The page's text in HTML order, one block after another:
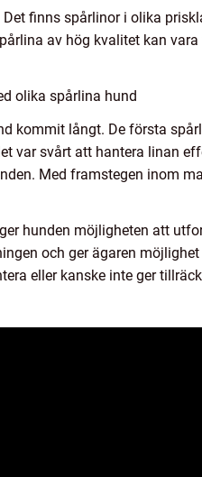
finns spårlinor i olika
av hög kvalitet kan
olika spårlina hund
kommit långt. De första
var svårt att hantera linan
Med framstegen inom
hunden möjligheten att
och ger ägaren
eller kanske inte ger